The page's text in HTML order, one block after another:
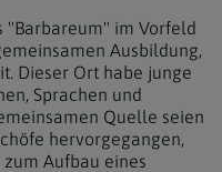
"Barbareum" im Vorfeld
Ausbildung,
Dieser Ort habe junge
Sprachen und
Quelle seien
hervorgegangen,
Aufbau eines